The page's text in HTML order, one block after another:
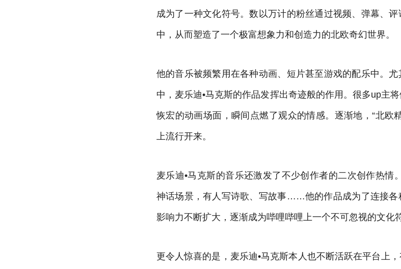
成为了一种文化符号。数以万计的粉丝通过视频、弹幕、
中，从而塑造了一个极富想象力和创造力的北欧奇幻世界。
他的音乐被频繁用在各种动画、短片甚至游戏的配乐中。
中，麦乐迪•马克斯的作品发挥出奇迹般的作用。很多up主
恢宏的动画场面，瞬间点燃了观众的情感。逐渐地，“北欧
上流行开来。
麦乐迪•马克斯的音乐还激发了不少创作者的二次创作热情
神话场景，有人写诗歌、写故事……他的作品成为了连接各
影响力不断扩大，逐渐成为哔哩哔哩上一个不可忽视的文化
更令人惊喜的是，麦乐迪•马克斯本人也不断活跃在平台上